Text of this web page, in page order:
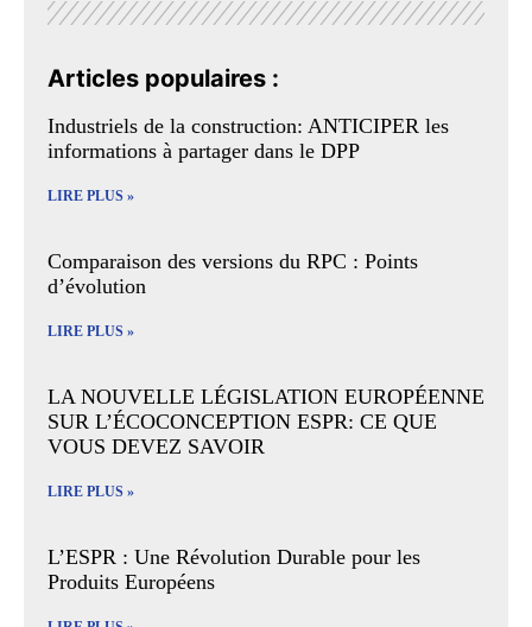
Articles populaires :
Industriels de la construction: ANTICIPER les
informations à partager dans le DPP
LIRE PLUS »
Comparaison des versions du RPC : Points
d’évolution
LIRE PLUS »
LA NOUVELLE LÉGISLATION EUROPÉENNE
SUR L’ÉCOCONCEPTION ESPR: CE QUE
VOUS DEVEZ SAVOIR
LIRE PLUS »
L’ESPR : Une Révolution Durable pour les
Produits Européens